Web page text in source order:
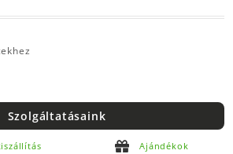
Szolgáltatásaink
Ajándékok